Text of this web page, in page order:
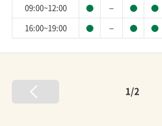
09:00~12:00 －
16:00~19:00 －
1/2